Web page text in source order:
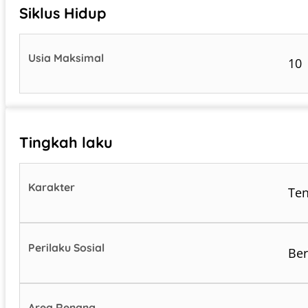
Siklus Hidup
Usia Maksimal 10
Tingkah laku
Karakter
Perilaku Sosial